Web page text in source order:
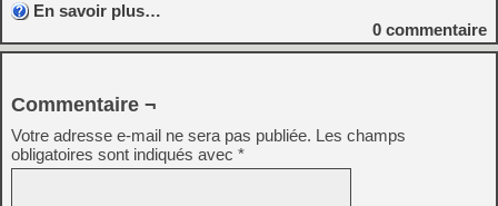
En savoir plus…
0 commentaire
Commentaire ¬
Votre adresse e-mail ne sera pas publiée. Les champs
obligatoires sont indiqués avec *